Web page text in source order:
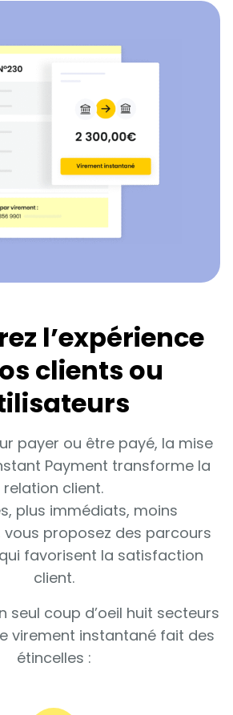
l’expérience
clients ou
payer ou être payé, la mise
Payment transforme la
relation client.
plus immédiats, moins
proposez des parcours
favorisent la satisfaction
client.
seul coup d’oeil huit secteurs
virement instantané fait des
étincelles :